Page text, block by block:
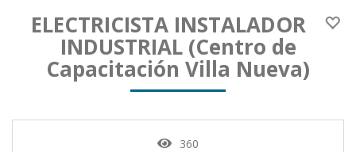
ELECTRICISTA INSTALADOR
INDUSTRIAL (Centro de
Capacitación Villa Nueva)
360